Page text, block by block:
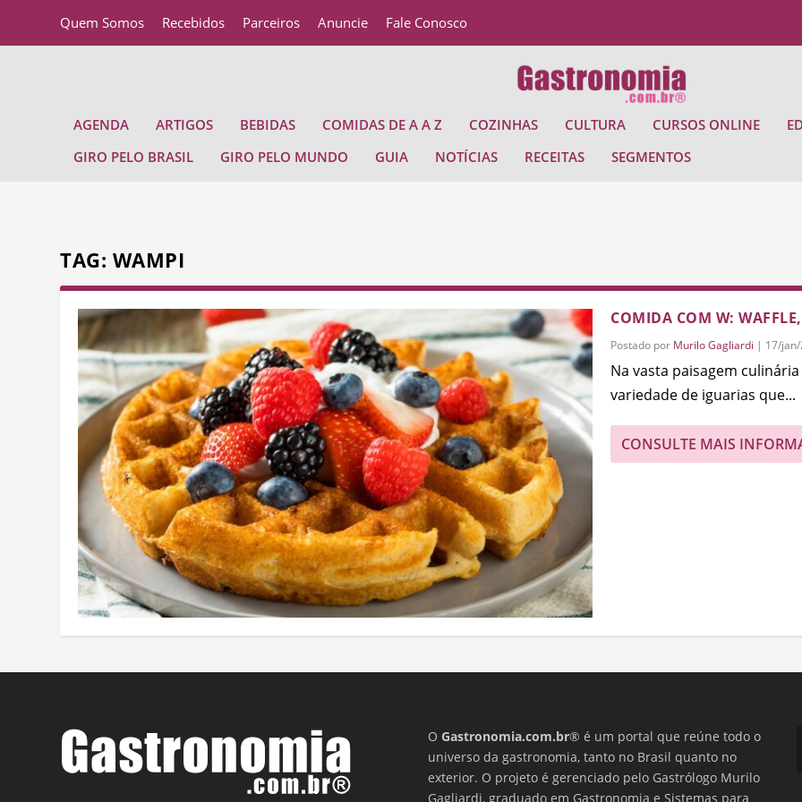
Quem Somos Recebidos Parceiros Anuncie Fale Conosco
AGENDA ARTIGOS BEBIDAS COMIDAS DE A A Z COZINHAS CULTURA CURSOS ONLINE
GIRO PELO BRASIL
GIRO PELO MUNDO GUIA NOTÍCIAS RECEITAS SEGMENTOS
TAG: WAMPI
COMIDA COM W:
Postado por Murilo Gagliardi | 17/
Na vasta paisagem
variedade de iguarias que...
CONSULTE MAIS
OGastronomia.com.br® é um portal que reúne todo o
universo da gastronomia, tanto no Brasil quanto no
exterior. O projeto é gerenciado pelo Gastrólogo Murilo
Gagliardi, graduado em Gastronomia e Sistemas para